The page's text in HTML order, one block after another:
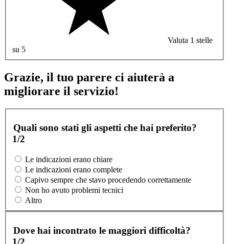
Valuta 1 stelle
su 5
Grazie, il tuo parere ci aiuterà a
migliorare il servizio!
Quali sono stati gli aspetti che hai preferito?
1/2
Le indicazioni erano chiare
Le indicazioni erano complete
Capivo sempre che stavo procedendo correttamente
Non ho avuto problemi tecnici
Altro
Dove hai incontrato le maggiori difficoltà?
1/2